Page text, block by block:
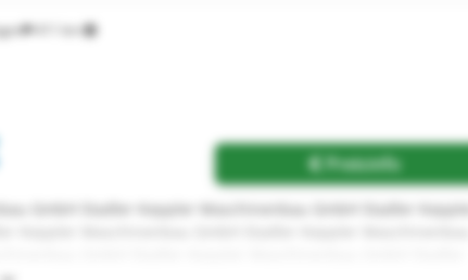
411 km
Preisinfo
GmbH Stadler Keppler Maschinenbau GmbH Stadler Keppler